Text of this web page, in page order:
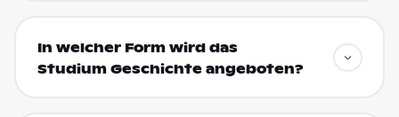
In welcher Form wird das
Studium Geschichte angeboten?